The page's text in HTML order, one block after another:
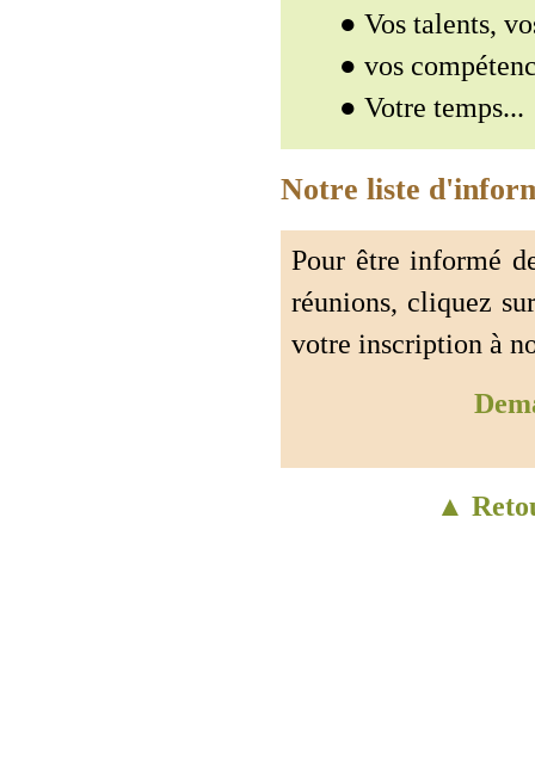
● Vos talents,
● vos
● Votre temps...
Notre liste
Pour être informé
réunions, cliquez
votre inscription à
▲